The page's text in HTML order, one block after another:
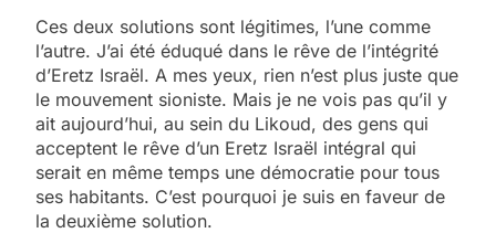
Ces deux solutions sont légitimes, l’une comme
l’autre. J’ai été éduqué dans le rêve de l’intégrité
d’Eretz Israël. A mes yeux, rien n’est plus juste que
le mouvement sioniste. Mais je ne vois pas qu’il y
ait aujourd’hui, au sein du Likoud, des gens qui
acceptent le rêve d’un Eretz Israël intégral qui
serait en même temps une démocratie pour tous
ses habitants. C’est pourquoi je suis en faveur de
la deuxième solution.